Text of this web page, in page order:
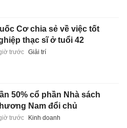
Cơ chia sẻ về việc tốt
thạc sĩ ở tuổi 42
trước Giải trí
50% cổ phần Nhà sách
Nam đổi chủ
trước Kinh doanh